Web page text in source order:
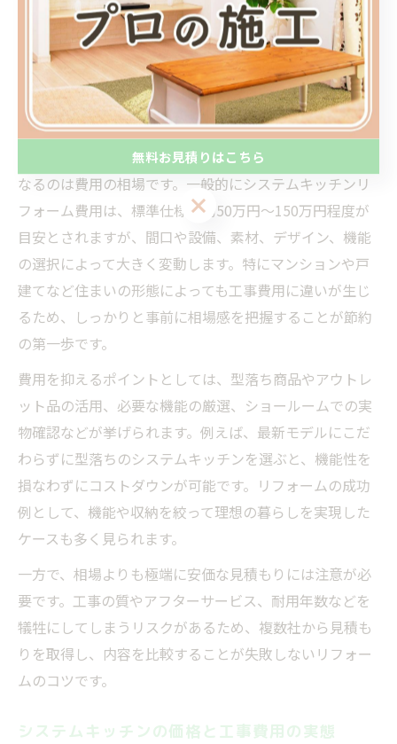
リフォーム費用を賢く抑えるコツ
リフォーム費用の相場を知って賢く節約
リフォームでシステムキッチンを導入する際、まず気に
なるのは費用の相場です。一般的にシステムキッチンリ
フォーム費用は、標準仕様で約50万円～150万円程度が
目安とされますが、間口や設備、素材、デザイン、機能
の選択によって大きく変動します。特にマンションや戸
建てなど住まいの形態によっても工事費用に違いが生じ
るため、しっかりと事前に相場感を把握することが節約
の第一歩です。
費用を抑えるポイントとしては、型落ち商品やアウトレ
ット品の活用、必要な機能の厳選、ショールームでの実
物確認などが挙げられます。例えば、最新モデルにこだ
わらずに型落ちのシステムキッチンを選ぶと、機能性を
損なわずにコストダウンが可能です。リフォームの成功
例として、機能や収納を絞って理想の暮らしを実現した
ケースも多く見られます。
一方で、相場よりも極端に安価な見積もりには注意が必
要です。工事の質やアフターサービス、耐用年数などを
犠牲にしてしまうリスクがあるため、複数社から見積も
りを取得し、内容を比較することが失敗しないリフォー
ムのコツです。
システムキッチンの価格と工事費用の実態
無料お見積りはこちら
無料お見積りはこちら